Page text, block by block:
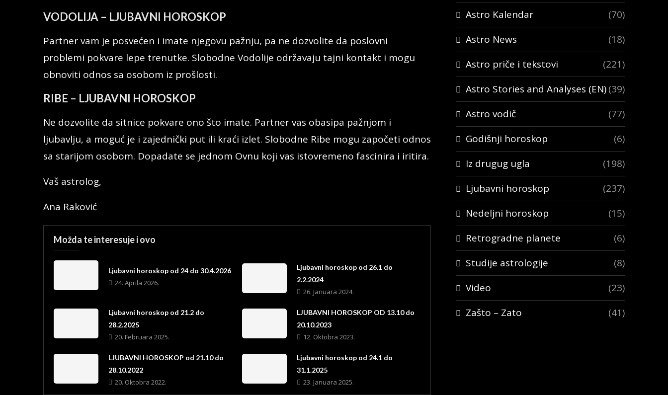
VODOLIJA – LJUBAVNI HOROSKOP
Partner vam je posvećen i imate njegovu pažnju, pa ne dozvolite da poslovni
problemi pokvare lepe trenutke. Slobodne Vodolije održavaju tajni kontakt i mogu
obnoviti odnos sa osobom iz prošlosti.
RIBE – LJUBAVNI HOROSKOP
Ne dozvolite da sitnice pokvare ono što imate. Partner vas obasipa pažnjom i
ljubavlju, a moguć je i zajednički put ili kraći izlet. Slobodne Ribe mogu započeti odnos
sa starijom osobom. Dopadate se jednom Ovnu koji vas istovremeno fascinira i iritira.
Vaš astrolog,
Ana Raković
Možda te interesuje i ovo
Ljubavni horoskop od 24 do 30.4.2026
24. Aprila 2026.
Ljubavni horoskop od 26.1 do
2.2.2024
26. Januara 2024.
Ljubavni horoskop od 21.2 do
28.2.2025
20. Februara 2025.
LJUBAVNI HOROSKOP OD 13.10 do
20.10.2023
12. Oktobra 2023.
LJUBAVNI HOROSKOP od 21.10 do
28.10.2022
20. Oktobra 2022.
Ljubavni horoskop od 24.1 do
31.1.2025
23. Januara 2025.
Astro Kalendar
(70)
Astro News
(18)
Astro priče i tekstovi
(221)
Astro Stories and Analyses (EN)(39)
Astro vodič
(77)
Godišnji horoskop
(6)
Iz drugug ugla
(198)
Ljubavni horoskop
(237)
Nedeljni horoskop
(15)
Retrogradne planete
(6)
Studije astrologije
(8)
Video
(23)
Zašto – Zato
(41)